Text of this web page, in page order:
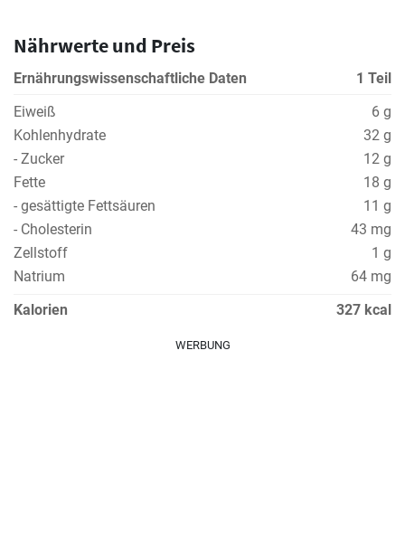
Nährwerte und Preis
Ernährungswissenschaftliche Daten
1 Teil
Eiweiß
6 g
Kohlenhydrate
32 g
- Zucker
12 g
Fette
18 g
- gesättigte Fettsäuren
11 g
- Cholesterin
43 mg
Zellstoff
1 g
Natrium
64 mg
Kalorien
327 kcal
WERBUNG